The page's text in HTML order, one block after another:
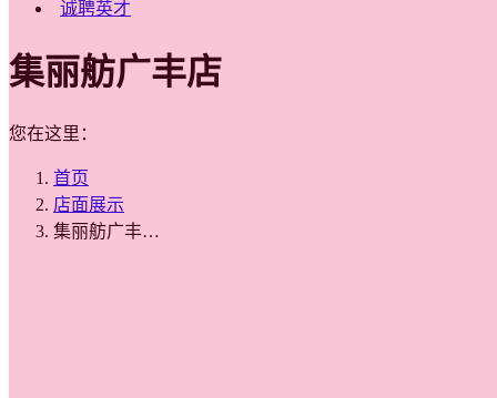
诚聘英才
集丽舫广丰店
您在这里：
首页
店面展示
集丽舫广丰…